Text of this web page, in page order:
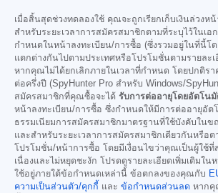
เมื่อสิ้นสุดช่วงทดลองใช้ คุณจะถูกเรียกเก็บเงินล่วงห
สำหรับระยะเวลาการสมัครสมาชิกตามที่ระบุไว้ในเ
กำหนดในหน้าลงทะเบียน/การซื้อ (ซึ่งรวมอยู่ในที่นี้โ
แตกต่างกันไปตามประเทศหรือโปรโมชั่นตามรายละ
หากคุณไม่ได้ยกเลิกภายในเวลาที่กำหนด โดยปกติรา
ต่อครึ่งปี (SpyHunter Pro สำหรับ Windows/
สมัครสมาชิกที่คุณซื้อจะได้ รับการต่ออายุโดยอัตโน
หน้าลงทะเบียน/การซื้อ ซึ่งกำหนดให้มีการต่ออายุอัต
ธรรมเนียมการสมัครสมาชิกมาตรฐานที่ใช้บังคับใน
และสำหรับระยะเวลาการสมัครสมาชิกเดียวกันหรือต
โปรโมชั่น/หน้าการซื้อ โดยมีเงื่อนไขว่าคุณเป็นผู้ใช้ที่
เนื่องและไม่หยุดชะงัก โปรดดูรายละเอียดเพิ่มเติมใ
ใช้อยู่ภายใต้ข้อกำหนดเหล่านี้ ข้อตกลงของคุณกับ
ความเป็นส่วนตัว/คุกกี้ และ ข้อกำหนดส่วนลด หากคุ